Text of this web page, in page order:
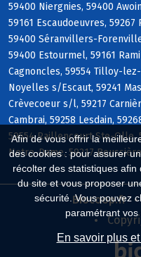
Afin de vous offrir la
des cookies : pour assurer
récolter des statistiques
du site et vous proposer
sécurité. Vous pouvez
paramétrant
En savoir plus
59400 Niergnies, 59400
59161 Escaudoeuvres,
59400 Séranvillers-
59400 Estourmel, 59161
Cagnoncles, 59554 Tilloy-
Noyelles s/Escaut, 59241
Crèvecoeur s/l, 59217
Cambrai, 59258 Lesdain,
59554 Raillencourt-Ste-Olle,
Notre-Dame, 59217
Biocoop.fr